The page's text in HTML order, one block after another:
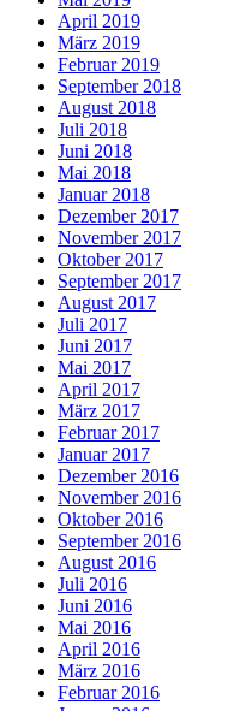
April 2019
März 2019
Februar 2019
September 2018
August 2018
Juli 2018
Juni 2018
Mai 2018
Januar 2018
Dezember 2017
November 2017
Oktober 2017
September 2017
August 2017
Juli 2017
Juni 2017
Mai 2017
April 2017
März 2017
Februar 2017
Januar 2017
Dezember 2016
November 2016
Oktober 2016
September 2016
August 2016
Juli 2016
Juni 2016
Mai 2016
April 2016
März 2016
Februar 2016